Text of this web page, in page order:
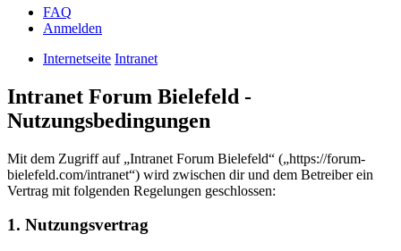
FAQ
Anmelden
Internetseite Intranet
Intranet Forum Bielefeld -
Nutzungsbedingungen
Mit dem Zugriff auf „Intranet Forum Bielefeld“ („https://forum-
bielefeld.com/intranet“) wird zwischen dir und dem Betreiber ein
Vertrag mit folgenden Regelungen geschlossen:
1. Nutzungsvertrag